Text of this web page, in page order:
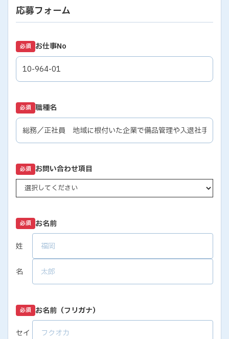
応募フォーム
必須 お仕事No
必須 職種名
必須 お問い合わせ項目
必須 お名前
姓
名
必須 お名前（フリガナ）
セイ